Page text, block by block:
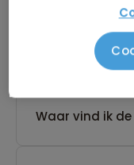
De reis van
gegarandeerd
Waar vind ik